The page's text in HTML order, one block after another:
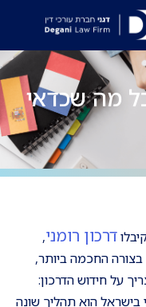
מה שכדאי
דרכון רומני,
החכמה ביותר,
על חידוש הדרכון:
בישראל הוא תהליך שונה